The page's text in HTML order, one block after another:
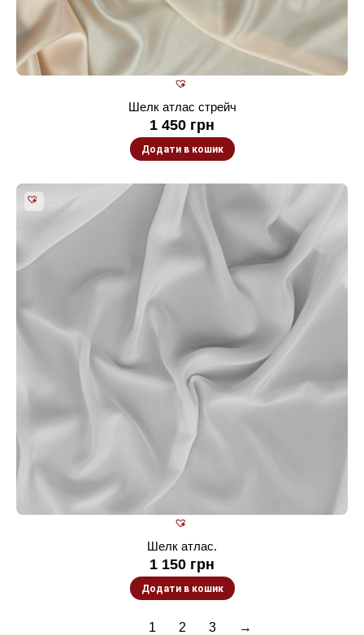
Шелк атлас стрейч
1 450 грн
Додати в кошик
Шелк атлас.
1 150 грн
Додати в кошик
1 2 3 →